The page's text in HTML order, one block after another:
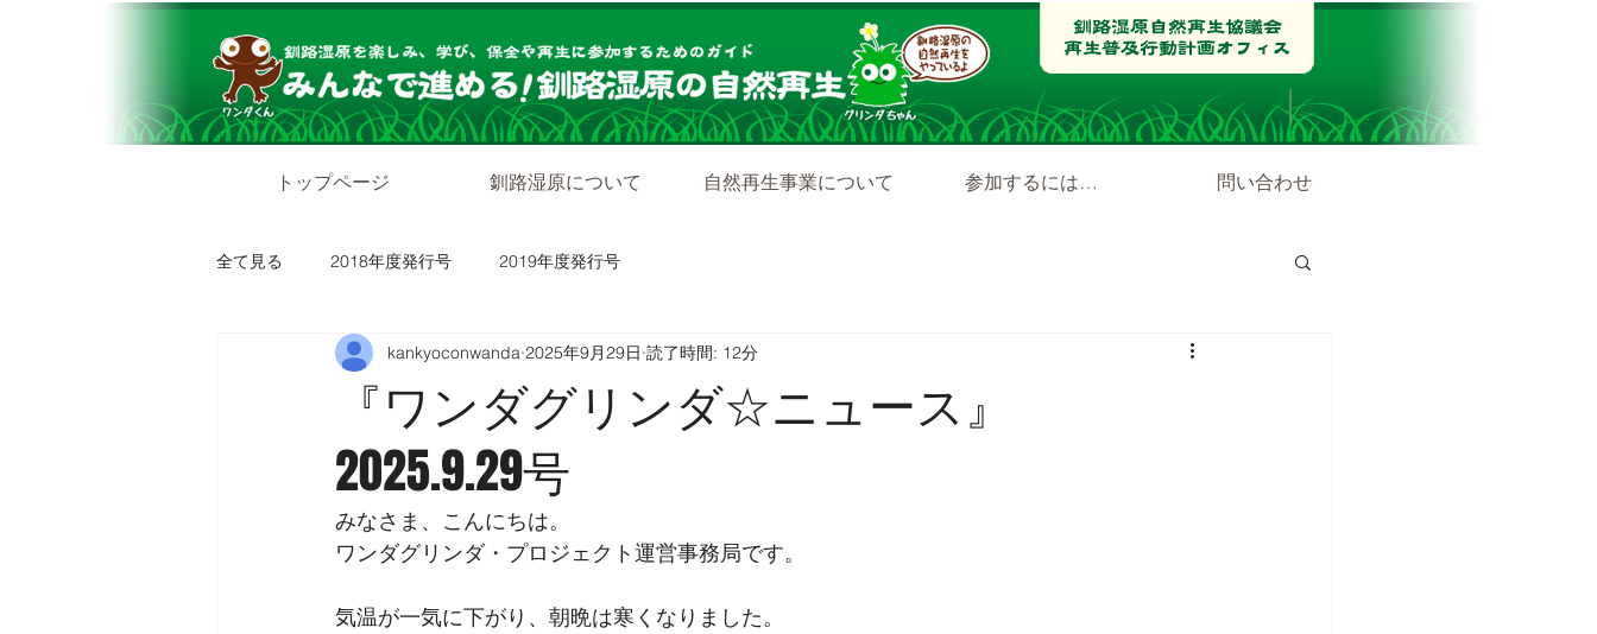
トップページ 釧路湿原について 自然再生事業について 参加するには… 問い合わせ
全て見る 2018年度発行号 2019年度発行号
『ワンダグリンダ☆ニュース』
2025.9.29号
kankyoconwanda 2025年9月29日 読了時間: 12分
みなさま、こんにちは。
ワンダグリンダ・プロジェクト運営事務局です。
気温が一気に下がり、朝晩は寒くなりました。